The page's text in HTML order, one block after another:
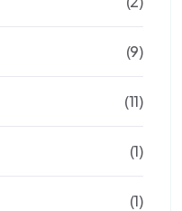
(9)
(11)
(1)
(1)